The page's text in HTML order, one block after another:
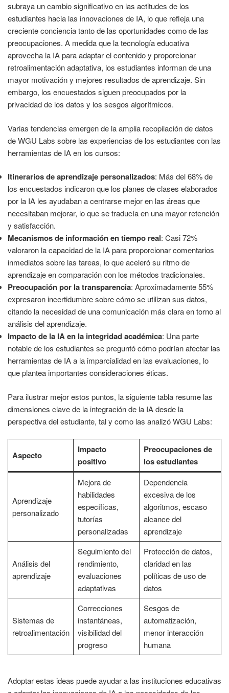
subraya un cambio significativo en las actitudes de los
estudiantes hacia las innovaciones de IA, lo que refleja una
creciente conciencia tanto de las oportunidades como de las
preocupaciones. A medida que la tecnología educativa
aprovecha la IA para adaptar el contenido y proporcionar
retroalimentación adaptativa, los estudiantes informan de una
mayor motivación y mejores resultados de aprendizaje. Sin
embargo, los encuestados siguen preocupados por la
privacidad de los datos y los sesgos algorítmicos.
Varias tendencias emergen de la amplia recopilación de datos
de WGU Labs sobre las experiencias de los estudiantes con las
herramientas de IA en los cursos:
Itinerarios de aprendizaje personalizados: Más del 68% de
los encuestados indicaron que los planes de clases elaborados
por la IA les ayudaban a centrarse mejor en las áreas que
necesitaban mejorar, lo que se traducía en una mayor retención
y satisfacción.
Mecanismos de información en tiempo real: Casi 72%
valoraron la capacidad de la IA para proporcionar comentarios
inmediatos sobre las tareas, lo que aceleró su ritmo de
aprendizaje en comparación con los métodos tradicionales.
Preocupación por la transparencia: Aproximadamente 55%
expresaron incertidumbre sobre cómo se utilizan sus datos,
citando la necesidad de una comunicación más clara en torno al
análisis del aprendizaje.
Impacto de la IA en la integridad académica: Una parte
notable de los estudiantes se preguntó cómo podrían afectar las
herramientas de IA a la imparcialidad en las evaluaciones, lo
que plantea importantes consideraciones éticas.
Para ilustrar mejor estos puntos, la siguiente tabla resume las
dimensiones clave de la integración de la IA desde la
perspectiva del estudiante, tal y como las analizó WGU Labs:
Aspecto
Impacto
positivo
Preocupaciones de
los estudiantes
Aprendizaje
personalizado
Mejora de
habilidades
específicas,
tutorías
personalizadas
Dependencia
excesiva de los
algoritmos, escaso
alcance del
aprendizaje
Análisis del
aprendizaje
Seguimiento del
rendimiento,
evaluaciones
adaptativas
Protección de datos,
claridad en las
políticas de uso de
datos
Sistemas de
retroalimentación
Correcciones
instantáneas,
visibilidad del
progreso
Sesgos de
automatización,
menor interacción
humana
Adoptar estas ideas puede ayudar a las instituciones educativas